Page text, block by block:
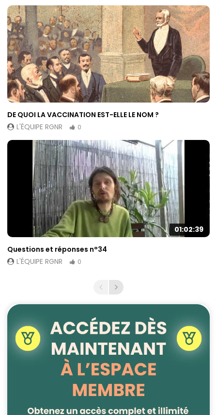
DE QUOI LA VACCINATION EST-ELLE LE NOM ?
L'ÉQUIPE RGNR
0
01:02:39
Questions et réponses n°34
L'ÉQUIPE RGNR
0